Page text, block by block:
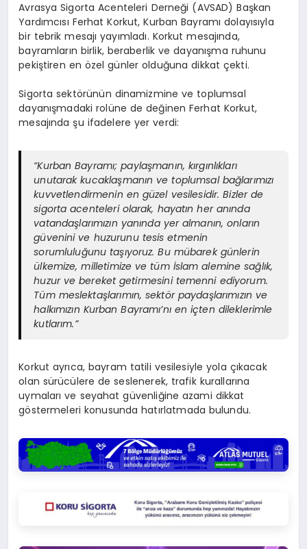
Avrasya Sigorta Acenteleri Derneği (AVSAD) Başkan
Yardımcısı Ferhat Korkut, Kurban Bayramı dolayısıyla
bir tebrik mesajı yayımladı. Korkut mesajında,
bayramların birlik, beraberlik ve dayanışma ruhunu
pekiştiren en özel günler olduğuna dikkat çekti.
Sigorta sektörünün dinamizmine ve toplumsal
dayanışmadaki rolüne de değinen Ferhat Korkut,
mesajında şu ifadelere yer verdi:
“Kurban Bayramı; paylaşmanın, kırgınlıkları
unutarak kucaklaşmanın ve toplumsal bağlarımızı
kuvvetlendirmenin en güzel vesilesidir. Bizler de
sigorta acenteleri olarak, hayatın her anında
vatandaşlarımızın yanında yer almanın, onların
güvenini ve huzurunu tesis etmenin
sorumluluğunu taşıyoruz. Bu mübarek günlerin
ülkemize, milletimize ve tüm İslam alemine sağlık,
huzur ve bereket getirmesini temenni ediyorum.
Tüm meslektaşlarımın, sektör paydaşlarımızın ve
halkımızın Kurban Bayramı’nı en içten dileklerimle
kutlarım.”
Korkut ayrıca, bayram tatili vesilesiyle yola çıkacak
olan sürücülere de seslenerek, trafik kurallarına
uymaları ve seyahat güvenliğine azami dikkat
göstermeleri konusunda hatırlatmada bulundu.